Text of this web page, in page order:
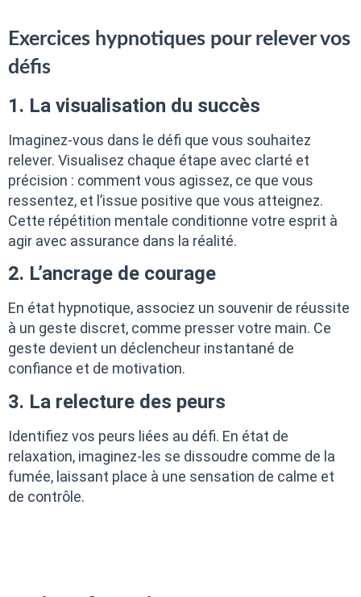
Exercices hypnotiques pour relever vos
défis
1. La visualisation du succès
Imaginez-vous dans le défi que vous souhaitez
relever. Visualisez chaque étape avec clarté et
précision : comment vous agissez, ce que vous
ressentez, et l’issue positive que vous atteignez.
Cette répétition mentale conditionne votre esprit à
agir avec assurance dans la réalité.
2. L’ancrage de courage
En état hypnotique, associez un souvenir de réussite
à un geste discret, comme presser votre main. Ce
geste devient un déclencheur instantané de
confiance et de motivation.
3. La relecture des peurs
Identifiez vos peurs liées au défi. En état de
relaxation, imaginez-les se dissoudre comme de la
fumée, laissant place à une sensation de calme et
de contrôle.